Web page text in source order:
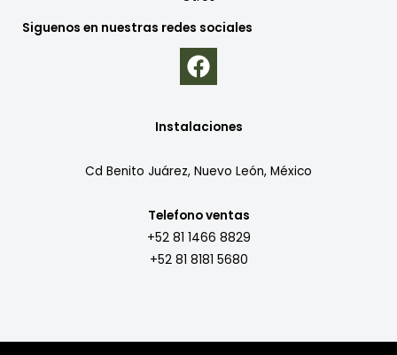
Siguenos en nuestras redes sociales
Instalaciones
Cd Benito Juárez, Nuevo León, México
Telefono ventas
+52 81 1466 8829
+52 81 8181 5680